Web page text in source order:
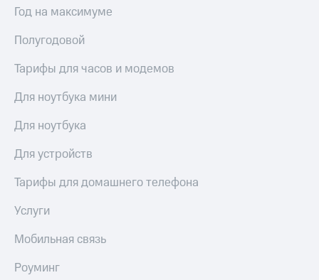
С картой
Деньги
Накопления
Откладывайте
и получайте
и
номер
МТС
Обзоры
товаров
Скидки
до 40%
на смартфоны
при
покупке
со связью
Год на максимуме
Полугодовой
Тарифы для часов и модемов
Для ноутбука мини
Для ноутбука
Для устройств
Тарифы для домашнего телефона
Услуги
Мобильная связь
Роуминг